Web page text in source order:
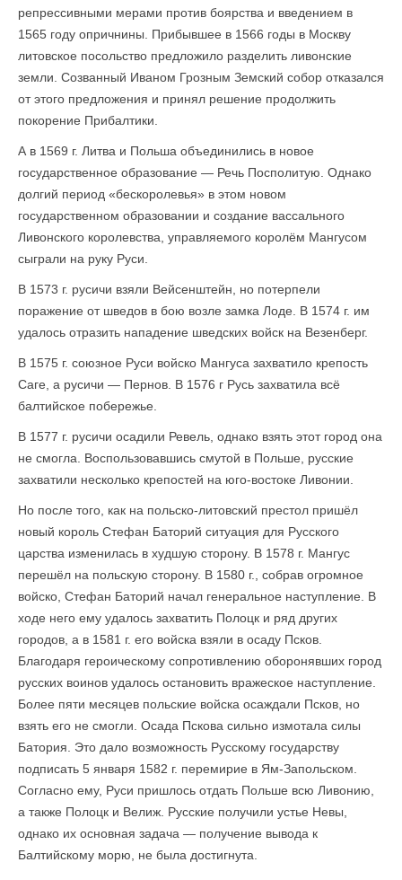
репрессивными мерами против боярства и введением в
1565 году опричнины. Прибывшее в 1566 годы в Москву
литовское посольство предложило разделить ливонские
земли. Созванный Иваном Грозным Земский собор отказался
от этого предложения и принял решение продолжить
покорение Прибалтики.
А в 1569 г. Литва и Польша объединились в новое
государственное образование — Речь Посполитую. Однако
долгий период «бескоролевья» в этом новом
государственном образовании и создание вассального
Ливонского королевства, управляемого королём Мангусом
сыграли на руку Руси.
В 1573 г. русичи взяли Вейсенштейн, но потерпели
поражение от шведов в бою возле замка Лоде. В 1574 г. им
удалось отразить нападение шведских войск на Везенберг.
В 1575 г. союзное Руси войско Мангуса захватило крепость
Саге, а русичи — Пернов. В 1576 г Русь захватила всё
балтийское побережье.
В 1577 г. русичи осадили Ревель, однако взять этот город она
не смогла. Воспользовавшись смутой в Польше, русские
захватили несколько крепостей на юго-востоке Ливонии.
Но после того, как на польско-литовский престол пришёл
новый король Стефан Баторий ситуация для Русского
царства изменилась в худшую сторону. В 1578 г. Мангус
перешёл на польскую сторону. В 1580 г., собрав огромное
войско, Стефан Баторий начал генеральное наступление. В
ходе него ему удалось захватить Полоцк и ряд других
городов, а в 1581 г. его войска взяли в осаду Псков.
Благодаря героическому сопротивлению оборонявших город
русских воинов удалось остановить вражеское наступление.
Более пяти месяцев польские войска осаждали Псков, но
взять его не смогли. Осада Пскова сильно измотала силы
Батория. Это дало возможность Русскому государству
подписать 5 января 1582 г. перемирие в Ям-Запольском.
Согласно ему, Руси пришлось отдать Польше всю Ливонию,
а также Полоцк и Велиж. Русские получили устье Невы,
однако их основная задача — получение вывода к
Балтийскому морю, не была достигнута.